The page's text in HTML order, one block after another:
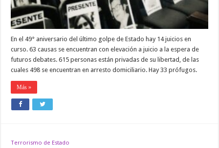
En el 49° aniversario del último golpe de Estado hay 14 juicios en
curso. 63 causas se encuentran con elevación a juicio a la espera de
futuros debates. 615 personas están privadas de su libertad, de las
cuales 498 se encuentran en arresto domiciliario. Hay 33 prófugos.
Más »
Terrorismo de Estado